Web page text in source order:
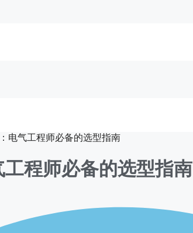
电气工程师必备的选型指南
程师必备的选型指南